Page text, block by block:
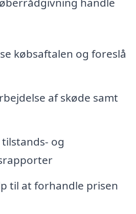
købsaftalen og foreslå
af skøde samt
og
til at forhandle prisen